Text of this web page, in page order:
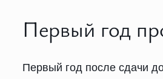
Первый год
Первый год после сдачи